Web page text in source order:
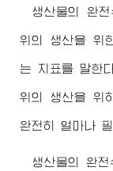
생산물의 완
위의 생산을 위
는 지표를 말한
위의 생산을 위
완전히 얼마나
생산물의 완전